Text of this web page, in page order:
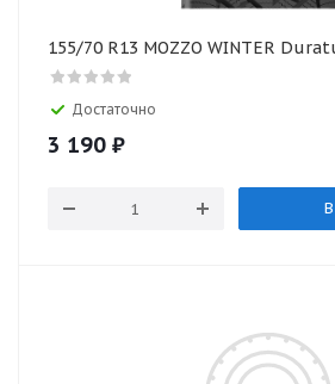
155/70 R13 MOZZO WINTER
Достаточно
3 190 ₽